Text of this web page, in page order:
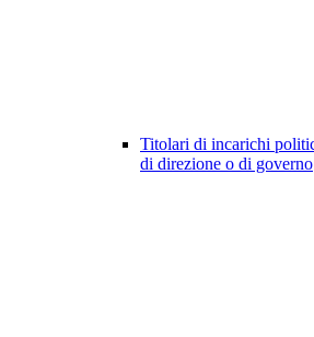
Titolari di incarichi
di direzione o di governo